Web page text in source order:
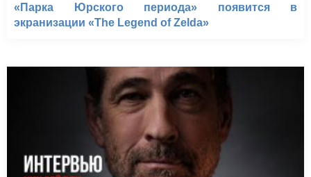
«Парка Юрского периода» появится в
экранизации «The Legend of Zelda»